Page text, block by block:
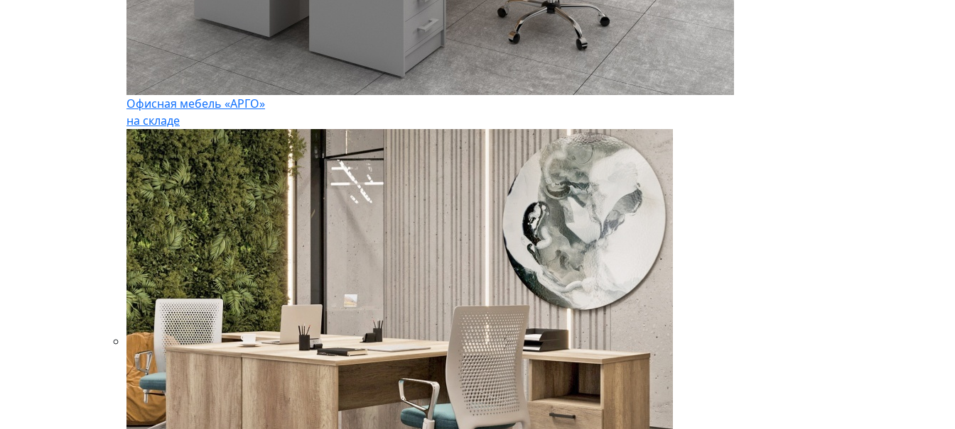
Офисная мебель «АРГО»
на складе